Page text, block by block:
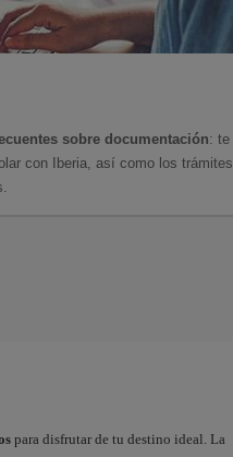
sobre documentación: te
con Iberia, así como los trámites
para disfrutar de tu destino ideal. La